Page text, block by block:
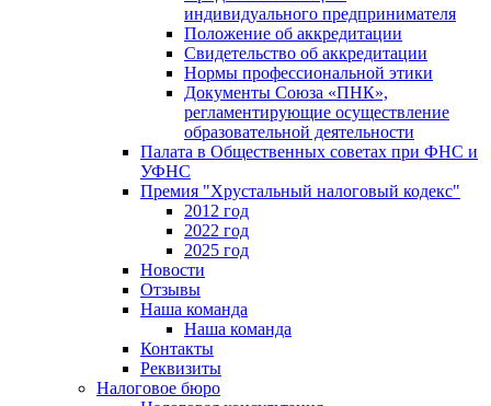
индивидуального предпринимателя
Положение об аккредитации
Свидетельство об аккредитации
Нормы профессиональной этики
Документы Союза «ПНК»,
регламентирующие осуществление
образовательной деятельности
Палата в Общественных советах при ФНС и
УФНС
Премия "Хрустальный налоговый кодекс"
2012 год
2022 год
2025 год
Новости
Отзывы
Наша команда
Наша команда
Контакты
Реквизиты
Налоговое бюро